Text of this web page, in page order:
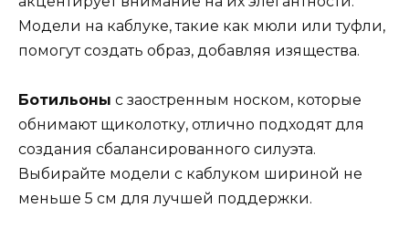
Модели на каблуке, такие как мюли или туфли,
помогут создать образ, добавляя изящества.
Ботильоны с заостренным носком, которые
обнимают щиколотку, отлично подходят для
создания сбалансированного силуэта.
Выбирайте модели с каблуком шириной не
меньше 5 см для лучшей поддержки.